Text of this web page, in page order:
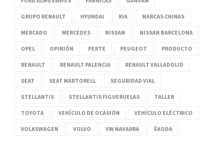
GRUPO RENAULT HYUNDAI KIA MARCAS CHINAS
MERCADO MERCEDES NISSAN NISSAN BARCELONA
OPEL OPINIÓN PERTE PEUGEOT PRODUCTO
RENAULT RENAULT PALENCIA RENAULT VALLADOLID
SEAT SEAT MARTORELL SEGURIDAD VIAL
STELLANTIS STELLANTIS FIGUERUELAS TALLER
TOYOTA VEHÍCULO DE OCASIÓN VEHÍCULO ELÉCTRICO
VOLKSWAGEN VOLVO VW NAVARRA ŠKODA